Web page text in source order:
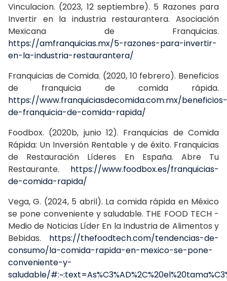
Vinculacion. (2023, 12 septiembre). 5 Razones para
Invertir en la industria restaurantera. Asociación
Mexicana de Franquicias.
https://amfranquicias.mx/5-razones-para-invertir-
en-la-industria-restaurantera/
Franquicias de Comida. (2020, 10 febrero). Beneficios
de franquicia de comida rápida.
https://www.franquiciasdecomida.com.mx/beneficios-
de-franquicia-de-comida-rapida/
Foodbox. (2020b, junio 12). Franquicias de Comida
Rápida: Un Inversión Rentable y de éxito. Franquicias
de Restauración Líderes En España. Abre Tu
Restaurante. https://www.foodbox.es/franquicias-
de-comida-rapida/
Vega, G. (2024, 5 abril). La comida rápida en México
se pone conveniente y saludable. THE FOOD TECH -
Medio de Noticias Líder En la Industria de Alimentos y
Bebidas. https://thefoodtech.com/tendencias-de-
consumo/la-comida-rapida-en-mexico-se-pone-
conveniente-y-
saludable/